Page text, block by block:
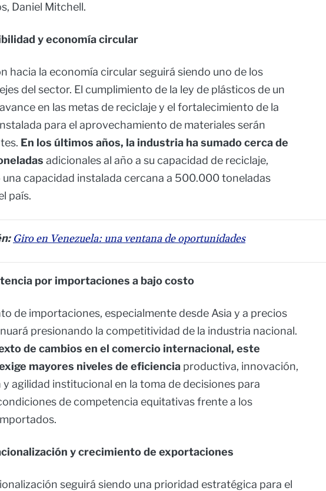
Daniel Mitchell.
y economía circular
hacia la economía circular seguirá siendo uno de los
del sector. El cumplimiento de la ley de plásticos de un
en las metas de reciclaje y el fortalecimiento de la
para el aprovechamiento de materiales serán
En los últimos años, la industria ha sumado cerca de
adicionales al año a su capacidad de reciclaje,
una capacidad instalada cercana a 500.000 toneladas
país.
Giro en Venezuela: una ventana de oportunidades
por importaciones a bajo costo
de importaciones, especialmente desde Asia y a precios
presionando la competitividad de la industria nacional.
de cambios en el comercio internacional, este
mayores niveles de eficiencia productiva, innovación,
agilidad institucional en la toma de decisiones para
de competencia equitativas frente a los
y crecimiento de exportaciones
seguirá siendo una prioridad estratégica para el